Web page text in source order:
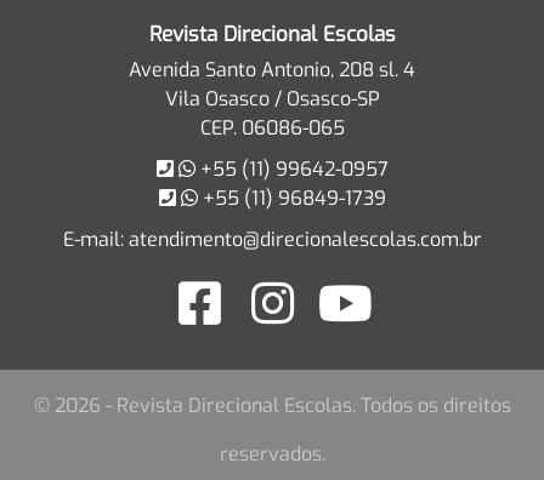
Revista Direcional Escolas
Avenida Santo Antonio, 208 sl. 4
Vila Osasco / Osasco-SP
CEP. 06086-065
+55 (11) 99642-0957
+55 (11) 96849-1739
E-mail:atendimento@direcionalescolas.com.br
© 2026 - Revista Direcional Escolas. Todos os direitos
reservados.